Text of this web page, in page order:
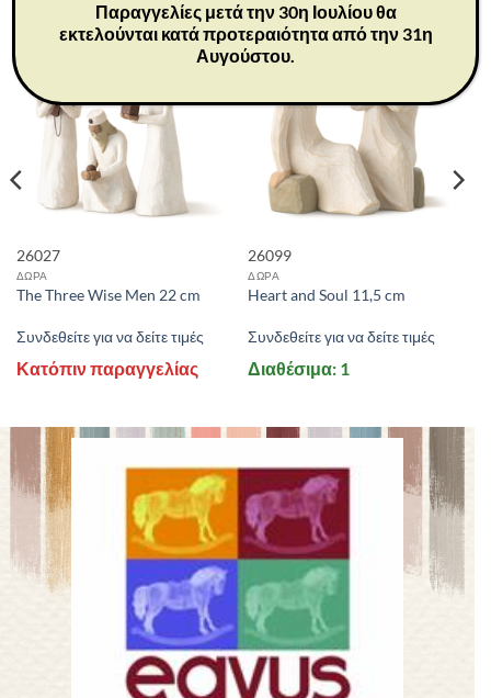
26027
ΔΩΡΑ
The Three Wise Men 22 cm
Συνδεθείτε για να δείτε τιμές
Κατόπιν παραγγελίας
26099
ΔΩΡΑ
Heart and Soul 11,5 cm
Συνδεθείτε για να δείτε τιμές
Διαθέσιμα: 1
Παραγγελίες μετά την 30η Ιουλίου θα
εκτελούνται κατά προτεραιότητα από την 31η
Αυγούστου.